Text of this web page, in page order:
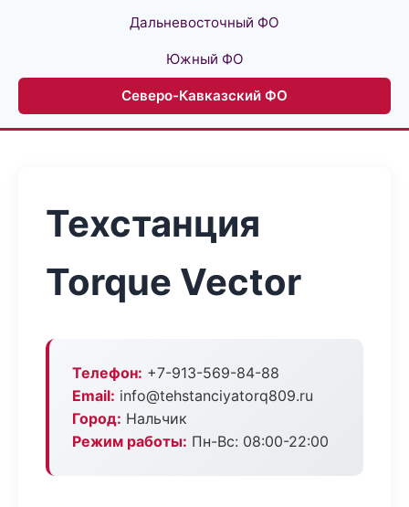
Дальневосточный ФО
Южный ФО
Северо-Кавказский ФО
Техстанция
Torque Vector
Телефон: +7-913-569-84-88
Email: info@tehstanciyatorq809.ru
Город: Нальчик
Режим работы: Пн-Вс: 08:00-22:00